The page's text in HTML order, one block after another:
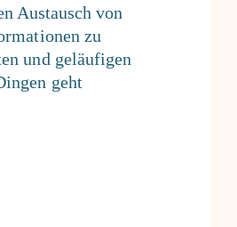
Austausch von
zu
und geläufigen
geht